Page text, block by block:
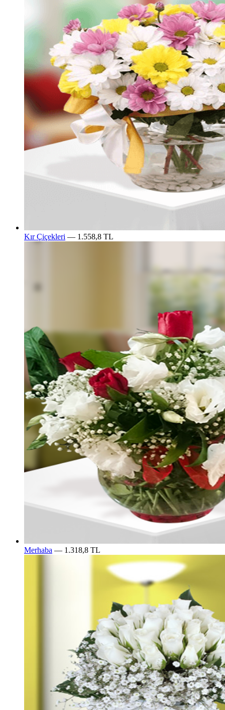
Kır Çiçekleri — 1.558,8 TL
Merhaba — 1.318,8 TL